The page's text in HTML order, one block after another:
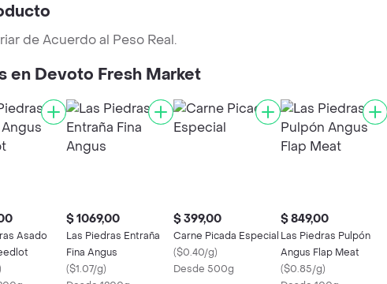
de Acuerdo al Peso Real.
en Devoto Fresh Market
Asado
$ 1069,00
Las Piedras Entraña
Fina Angus
($1.07/g)
$ 399,00
Carne Picada Especial
($0.40/g)
Desde 500g
$ 849,00
Las Piedras Pulpón
Angus Flap Meat
($0.85/g)